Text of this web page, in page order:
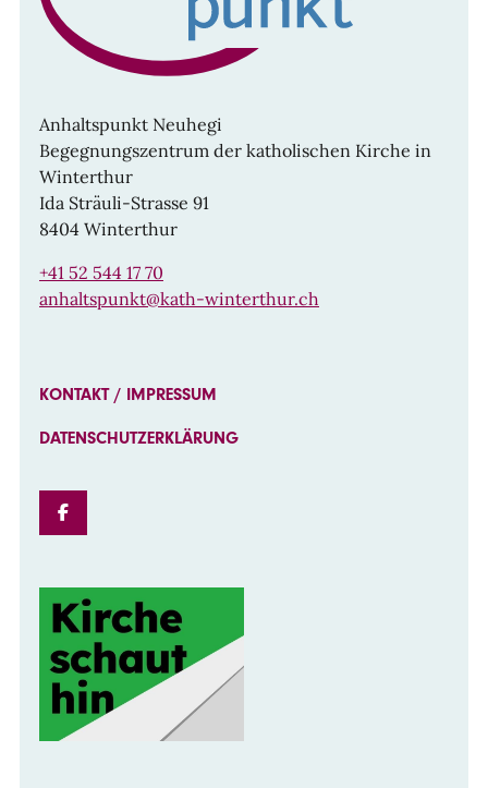
Anhaltspunkt Neuhegi
Begegnungszentrum der katholischen Kirche in
Winterthur
Ida Sträuli-Strasse 91
8404 Winterthur
+41 52 544 17 70
anhaltspunkt@kath-winterthur.ch
KONTAKT / IMPRESSUM
DATENSCHUTZERKLÄRUNG
FACEBOOK